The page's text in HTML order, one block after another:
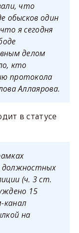
что
обысков один
я сегодня
делом
кто
протокола
Аллаярова.
в статусе
должностных
(ч. 3 ст.
15
канал
на